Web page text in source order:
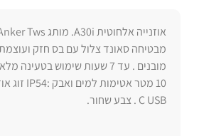
מובנים . עד 7 שעות שימוש
C USB . צבע שחור.